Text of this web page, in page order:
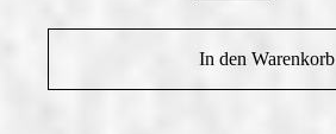
In den Warenkorb